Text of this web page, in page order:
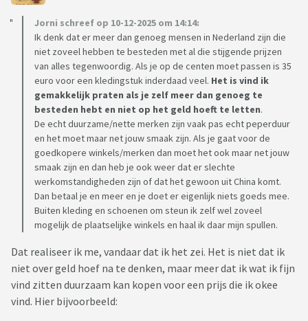
Jorni schreef op 10-12-2025 om 14:14:
Ik denk dat er meer dan genoeg mensen in Nederland zijn die
niet zoveel hebben te besteden met al die stijgende prijzen
van alles tegenwoordig. Als je op de centen moet passen is 35
euro voor een kledingstuk inderdaad veel. Het is vind ik
gemakkelijk praten als je zelf meer dan genoeg te
besteden hebt en niet op het geld hoeft te letten.
De echt duurzame/nette merken zijn vaak pas echt peperduur
en het moet maar net jouw smaak zijn. Als je gaat voor de
goedkopere winkels/merken dan moet het ook maar net jouw
smaak zijn en dan heb je ook weer dat er slechte
werkomstandigheden zijn of dat het gewoon uit China komt.
Dan betaal je en meer en je doet er eigenlijk niets goeds mee.
Buiten kleding en schoenen om steun ik zelf wel zoveel
mogelijk de plaatselijke winkels en haal ik daar mijn spullen.
Dat realiseer ik me, vandaar dat ik het zei. Het is niet dat ik
niet over geld hoef na te denken, maar meer dat ik wat ik fijn
vind zitten duurzaam kan kopen voor een prijs die ik okee
vind. Hier bijvoorbeeld: